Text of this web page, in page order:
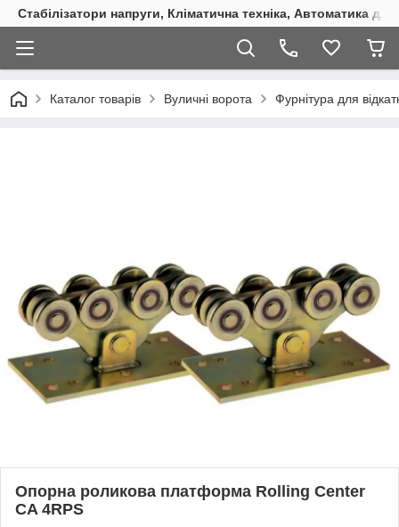
Стабілізатори напруги, Кліматична техніка, Автоматика
Каталог товарів Вуличні ворота Фурнітура для
Опорна роликова платформа Rolling Center
CA 4RPS